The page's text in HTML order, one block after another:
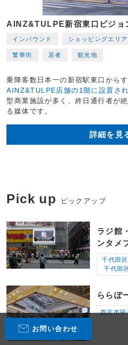
AINZ&TULPE新宿東口ビジョ
インバウンド ショッピングエリア
繁華街 若者 観光地
乗降客数日本一の新宿駅東口から
AINZ&TULPE店舗の1階に設置さ
型商業施設が多く、終日通行者が
る媒体です。
詳細を見
Pick up ピックアップ
ラジ館
ンタメ
千代田
千代田
ららぽ
西宮市
お問い合わせ